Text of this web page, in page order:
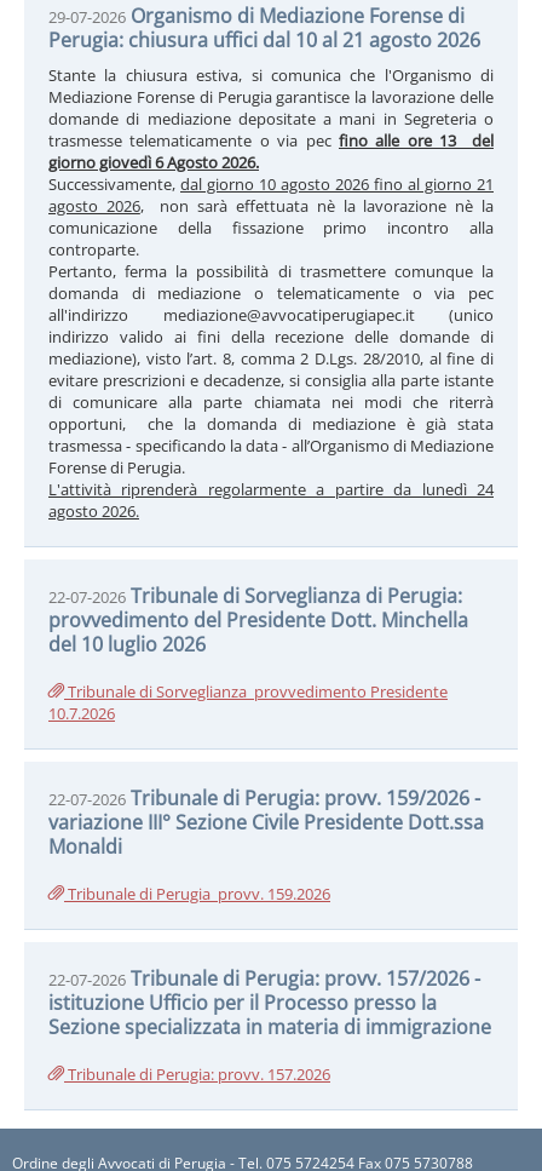
29-07-2026 Organismo di Mediazione Forense di
Perugia: chiusura uffici dal 10 al 21 agosto 2026
Stante la chiusura estiva, si comunica che l'Organismo di
Mediazione Forense di Perugia garantisce la lavorazione delle
domande di mediazione depositate a mani in Segreteria o
trasmesse telematicamente o via pec fino alle ore 13 del
giorno giovedì 6 Agosto 2026.
Successivamente, dal giorno 10 agosto 2026 fino al giorno 21
agosto 2026, non sarà effettuata nè la lavorazione nè la
comunicazione della fissazione primo incontro alla
controparte.
Pertanto, ferma la possibilità di trasmettere comunque la
domanda di mediazione o telematicamente o via pec
all'indirizzo mediazione@avvocatiperugiapec.it (unico
indirizzo valido ai fini della recezione delle domande di
mediazione), visto l’art. 8, comma 2 D.Lgs. 28/2010, al fine di
evitare prescrizioni e decadenze, si consiglia alla parte istante
di comunicare alla parte chiamata nei modi che riterrà
opportuni, che la domanda di mediazione è già stata
trasmessa - specificando la data - all’Organismo di Mediazione
Forense di Perugia.
L'attività riprenderà regolarmente a partire da lunedì 24
agosto 2026.
22-07-2026 Tribunale di Sorveglianza di Perugia:
provvedimento del Presidente Dott. Minchella
del 10 luglio 2026
Tribunale di Sorveglianza_provvedimento Presidente
10.7.2026
22-07-2026 Tribunale di Perugia: provv. 159/2026 -
variazione III° Sezione Civile Presidente Dott.ssa
Monaldi
Tribunale di Perugia_provv. 159.2026
22-07-2026 Tribunale di Perugia: provv. 157/2026 -
istituzione Ufficio per il Processo presso la
Sezione specializzata in materia di immigrazione
Tribunale di Perugia: provv. 157.2026
Ordine degli Avvocati di Perugia - Tel. 075 5724254 Fax 075 5730788